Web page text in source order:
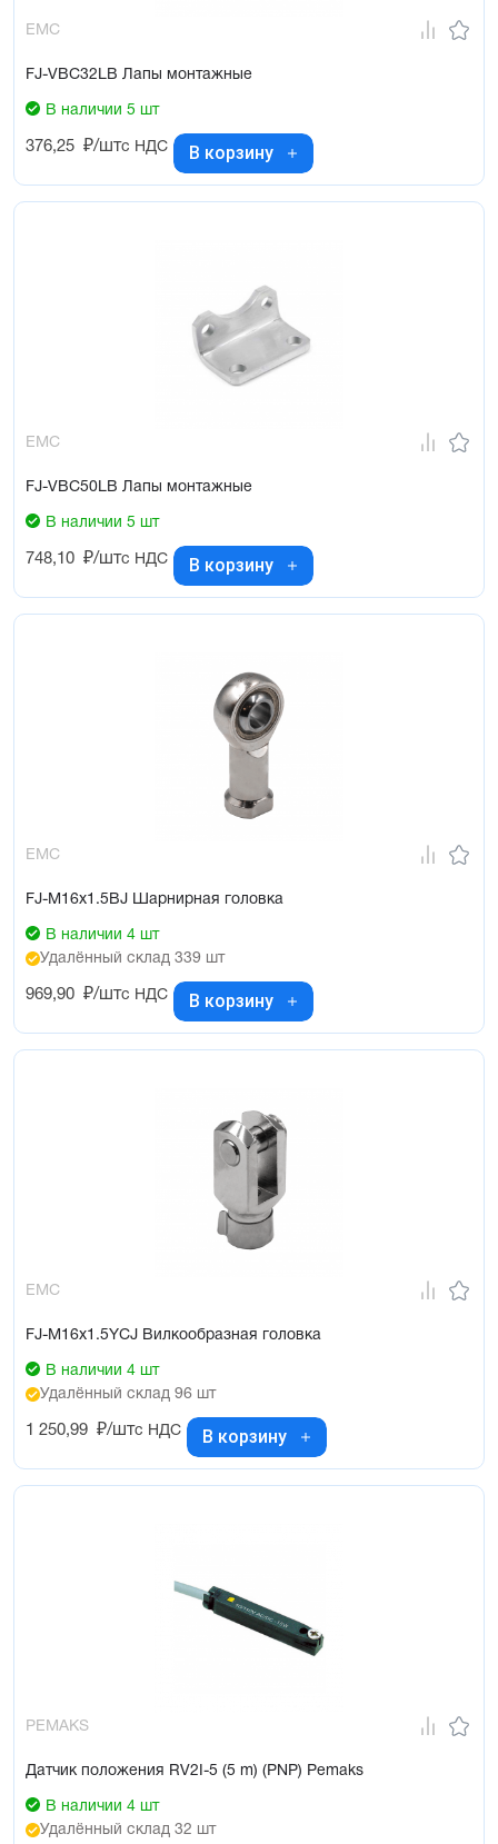
EMC
FJ-VBC32LB Лапы монтажные
В наличии 5 шт
376,25 ₽/штс НДС В корзину
EMC
FJ-VBC50LB Лапы монтажные
В наличии 5 шт
748,10 ₽/штс НДС В корзину
EMC
FJ-M16x1.5BJ Шарнирная головка
В наличии 4 шт
Удалённый склад 339 шт
969,90 ₽/штс НДС В корзину
EMC
FJ-M16x1.5YCJ Вилкообразная головка
В наличии 4 шт
Удалённый склад 96 шт
1 250,99 ₽/штс НДС В корзину
PEMAKS
Датчик положения RV2I-5 (5 m) (PNP) Pemaks
В наличии 4 шт
Удалённый склад 32 шт